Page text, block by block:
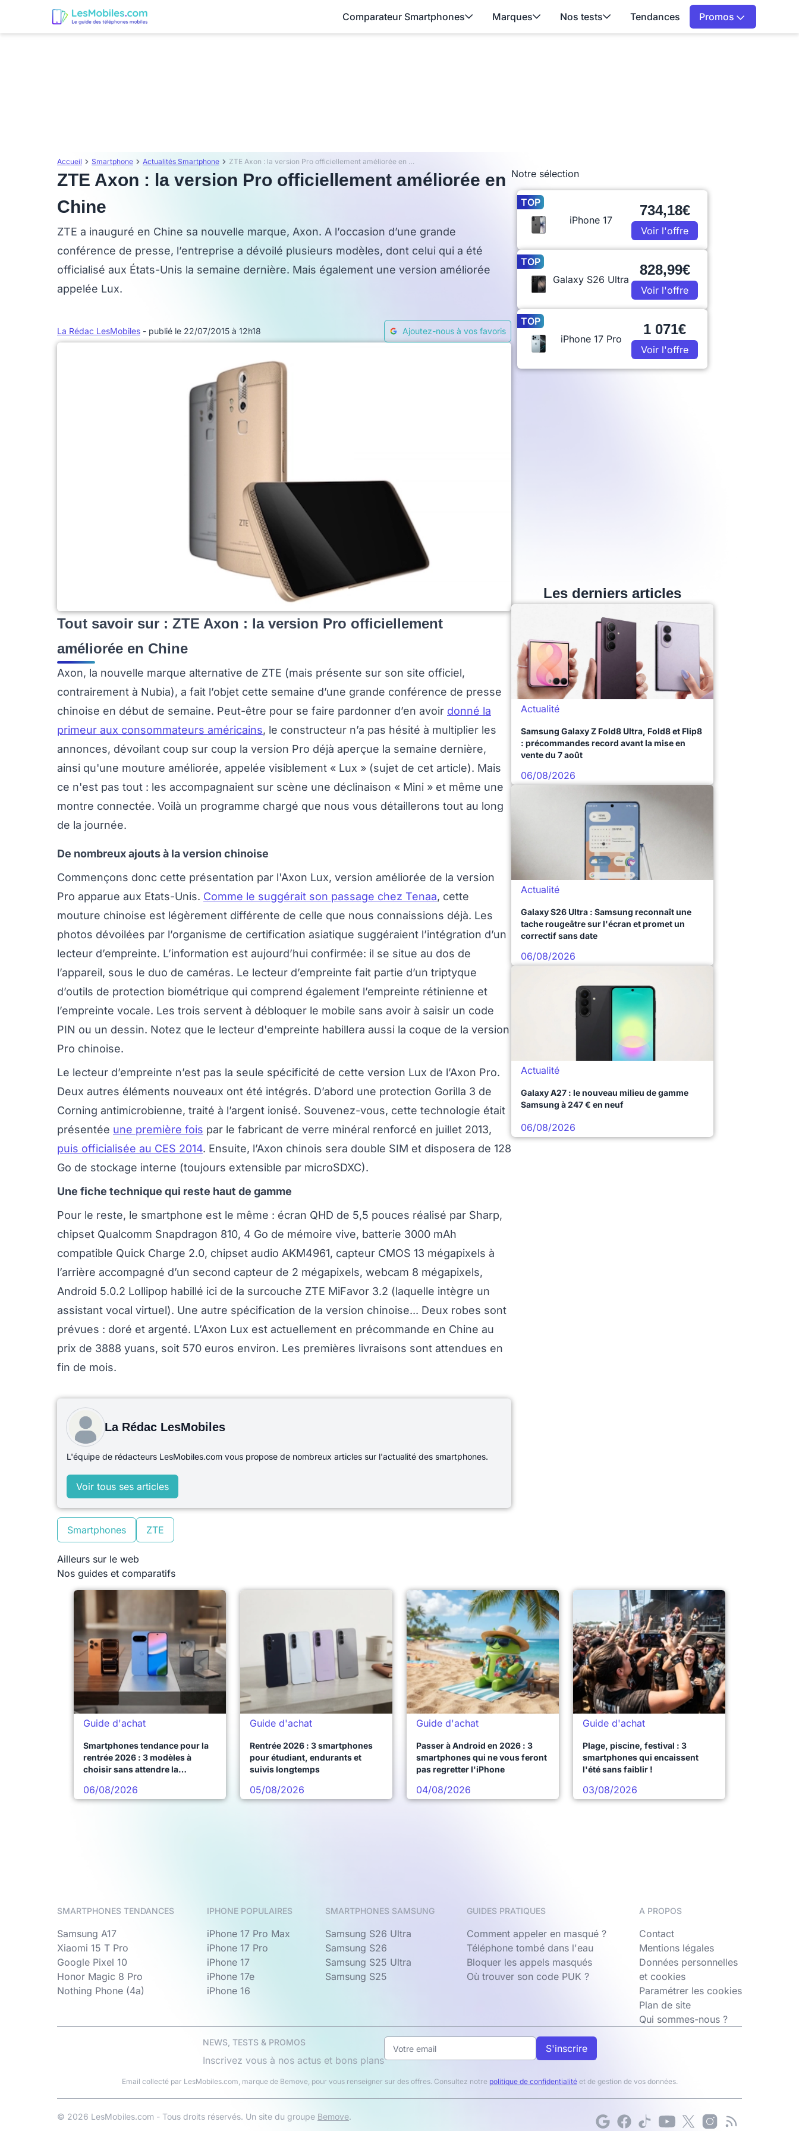
Comparateur Smartphones Marques Nos tests Tendances Promos
Accueil Smartphone Actualités Smartphone ZTE Axon : la version Pro officiellement améliorée en Chine
ZTE Axon : la version Pro officiellement améliorée en
Chine
ZTE a inauguré en Chine sa nouvelle marque, Axon. A l’occasion d’une grande
conférence de presse, l’entreprise a dévoilé plusieurs modèles, dont celui qui a été
officialisé aux États-Unis la semaine dernière. Mais également une version améliorée
appelée Lux.
La Rédac LesMobiles - publié le 22/07/2015 à 12h18 Ajoutez-nous à vos favoris
Tout savoir sur : ZTE Axon : la version Pro officiellement
améliorée en Chine
Axon, la nouvelle marque alternative de ZTE (mais présente sur son site officiel,
contrairement à Nubia), a fait l’objet cette semaine d’une grande conférence de presse
chinoise en début de semaine. Peut-être pour se faire pardonner d’en avoir donné la
primeur aux consommateurs américains, le constructeur n’a pas hésité à multiplier les
annonces, dévoilant coup sur coup la version Pro déjà aperçue la semaine dernière,
ainsi qu'une mouture améliorée, appelée visiblement « Lux » (sujet de cet article). Mais
ce n'est pas tout : les accompagnaient sur scène une déclinaison « Mini » et même une
montre connectée. Voilà un programme chargé que nous vous détaillerons tout au long
de la journée.
De nombreux ajouts à la version chinoise
Commençons donc cette présentation par l'Axon Lux, version améliorée de la version
Pro apparue aux Etats-Unis. Comme le suggérait son passage chez Tenaa, cette
mouture chinoise est légèrement différente de celle que nous connaissions déjà. Les
photos dévoilées par l’organisme de certification asiatique suggéraient l’intégration d’un
lecteur d’empreinte. L’information est aujourd’hui confirmée: il se situe au dos de
l’appareil, sous le duo de caméras. Le lecteur d’empreinte fait partie d’un triptyque
d’outils de protection biométrique qui comprend également l’empreinte rétinienne et
l’empreinte vocale. Les trois servent à débloquer le mobile sans avoir à saisir un code
PIN ou un dessin. Notez que le lecteur d'empreinte habillera aussi la coque de la version
Pro chinoise.
Le lecteur d’empreinte n’est pas la seule spécificité de cette version Lux de l’Axon Pro.
Deux autres éléments nouveaux ont été intégrés. D’abord une protection Gorilla 3 de
Corning antimicrobienne, traité à l’argent ionisé. Souvenez-vous, cette technologie était
présentée une première fois par le fabricant de verre minéral renforcé en juillet 2013,
puis officialisée au CES 2014. Ensuite, l’Axon chinois sera double SIM et disposera de 128
Go de stockage interne (toujours extensible par microSDXC).
Une fiche technique qui reste haut de gamme
Pour le reste, le smartphone est le même : écran QHD de 5,5 pouces réalisé par Sharp,
chipset Qualcomm Snapdragon 810, 4 Go de mémoire vive, batterie 3000 mAh
compatible Quick Charge 2.0, chipset audio AKM4961, capteur CMOS 13 mégapixels à
l’arrière accompagné d’un second capteur de 2 mégapixels, webcam 8 mégapixels,
Android 5.0.2 Lollipop habillé ici de la surcouche ZTE MiFavor 3.2 (laquelle intègre un
assistant vocal virtuel). Une autre spécification de la version chinoise... Deux robes sont
prévues : doré et argenté. L’Axon Lux est actuellement en précommande en Chine au
prix de 3888 yuans, soit 570 euros environ. Les premières livraisons sont attendues en
fin de mois.
La Rédac LesMobiles
L'équipe de rédacteurs LesMobiles.com vous propose de nombreux articles sur l'actualité des smartphones.
Voir tous ses articles
Smartphones ZTE
Ailleurs sur le web
Notre sélection
TOP
iPhone 17
734,18€
Voir l'offre
TOP
Galaxy S26 Ultra
828,99€
Voir l'offre
TOP
iPhone 17 Pro
1 071€
Voir l'offre
Les derniers articles
Actualité
Samsung Galaxy Z Fold8 Ultra, Fold8 et Flip8
: précommandes record avant la mise en
vente du 7 août
06/08/2026
Actualité
Galaxy S26 Ultra : Samsung reconnaît une
tache rougeâtre sur l'écran et promet un
correctif sans date
06/08/2026
Actualité
Galaxy A27 : le nouveau milieu de gamme
Samsung à 247 € en neuf
06/08/2026
Nos guides et comparatifs
Guide d'achat
Smartphones tendance pour la
rentrée 2026 : 3 modèles à
choisir sans attendre la
06/08/2026
Guide d'achat
Rentrée 2026 : 3 smartphones
pour étudiant, endurants et
suivis longtemps
05/08/2026
Guide d'achat
Passer à Android en 2026 : 3
smartphones qui ne vous feront
pas regretter l'iPhone
04/08/2026
Guide d'achat
Plage, piscine, festival : 3
smartphones qui encaissent
l'été sans faiblir !
03/08/2026
SMARTPHONES TENDANCES
Samsung A17
Xiaomi 15 T Pro
Google Pixel 10
Honor Magic 8 Pro
Nothing Phone (4a)
IPHONE POPULAIRES
iPhone 17 Pro Max
iPhone 17 Pro
iPhone 17
iPhone 17e
iPhone 16
SMARTPHONES SAMSUNG
Samsung S26 Ultra
Samsung S26
Samsung S25 Ultra
Samsung S25
GUIDES PRATIQUES
Comment appeler en masqué ?
Téléphone tombé dans l'eau
Bloquer les appels masqués
Où trouver son code PUK ?
A PROPOS
Contact
Mentions légales
Données personnelles
et cookies
Paramétrer les cookies
Plan de site
Qui sommes-nous ?
NEWS, TESTS & PROMOS
Inscrivez vous à nos actus et bons plans
S'inscrire
Email collecté par LesMobiles.com, marque de Bemove, pour vous renseigner sur des offres. Consultez notre politique de confidentialitéet de gestion de vos données.
© 2026 LesMobiles.com - Tous droits réservés. Un site du groupe Bemove.